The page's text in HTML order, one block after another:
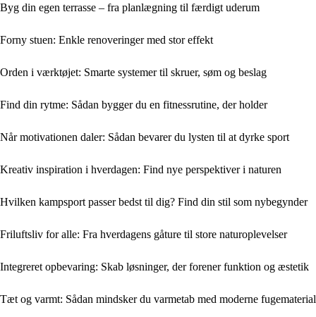
Byg din egen terrasse – fra planlægning til færdigt uderum
Forny stuen: Enkle renoveringer med stor effekt
Orden i værktøjet: Smarte systemer til skruer, søm og beslag
Find din rytme: Sådan bygger du en fitnessrutine, der holder
Når motivationen daler: Sådan bevarer du lysten til at dyrke sport
Kreativ inspiration i hverdagen: Find nye perspektiver i naturen
Hvilken kampsport passer bedst til dig? Find din stil som nybegynder
Friluftsliv for alle: Fra hverdagens gåture til store naturoplevelser
Integreret opbevaring: Skab løsninger, der forener funktion og æstetik
Tæt og varmt: Sådan mindsker du varmetab med moderne